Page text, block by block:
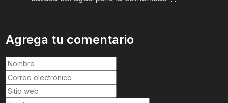
Agrega tu comentario